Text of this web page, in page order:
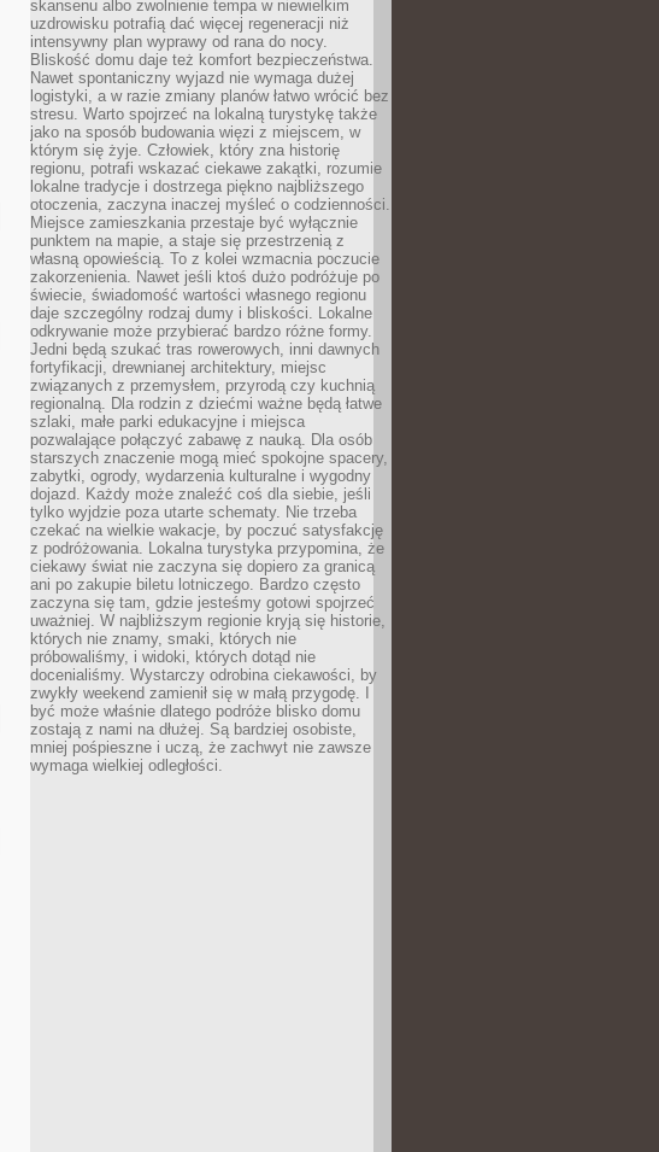
skansenu albo zwolnienie tempa w niewielkim
uzdrowisku potrafią dać więcej regeneracji niż
intensywny plan wyprawy od rana do nocy.
Bliskość domu daje też komfort bezpieczeństwa.
Nawet spontaniczny wyjazd nie wymaga dużej
logistyki, a w razie zmiany planów łatwo wrócić bez
stresu. Warto spojrzeć na lokalną turystykę także
jako na sposób budowania więzi z miejscem, w
którym się żyje. Człowiek, który zna historię
regionu, potrafi wskazać ciekawe zakątki, rozumie
lokalne tradycje i dostrzega piękno najbliższego
otoczenia, zaczyna inaczej myśleć o codzienności.
Miejsce zamieszkania przestaje być wyłącznie
punktem na mapie, a staje się przestrzenią z
własną opowieścią. To z kolei wzmacnia poczucie
zakorzenienia. Nawet jeśli ktoś dużo podróżuje po
świecie, świadomość wartości własnego regionu
daje szczególny rodzaj dumy i bliskości. Lokalne
odkrywanie może przybierać bardzo różne formy.
Jedni będą szukać tras rowerowych, inni dawnych
fortyfikacji, drewnianej architektury, miejsc
związanych z przemysłem, przyrodą czy kuchnią
regionalną. Dla rodzin z dziećmi ważne będą łatwe
szlaki, małe parki edukacyjne i miejsca
pozwalające połączyć zabawę z nauką. Dla osób
starszych znaczenie mogą mieć spokojne spacery,
zabytki, ogrody, wydarzenia kulturalne i wygodny
dojazd. Każdy może znaleźć coś dla siebie, jeśli
tylko wyjdzie poza utarte schematy. Nie trzeba
czekać na wielkie wakacje, by poczuć satysfakcję
z podróżowania. Lokalna turystyka przypomina, że
ciekawy świat nie zaczyna się dopiero za granicą
ani po zakupie biletu lotniczego. Bardzo często
zaczyna się tam, gdzie jesteśmy gotowi spojrzeć
uważniej. W najbliższym regionie kryją się historie,
których nie znamy, smaki, których nie
próbowaliśmy, i widoki, których dotąd nie
docenialiśmy. Wystarczy odrobina ciekawości, by
zwykły weekend zamienił się w małą przygodę. I
być może właśnie dlatego podróże blisko domu
zostają z nami na dłużej. Są bardziej osobiste,
mniej pośpieszne i uczą, że zachwyt nie zawsze
wymaga wielkiej odległości.